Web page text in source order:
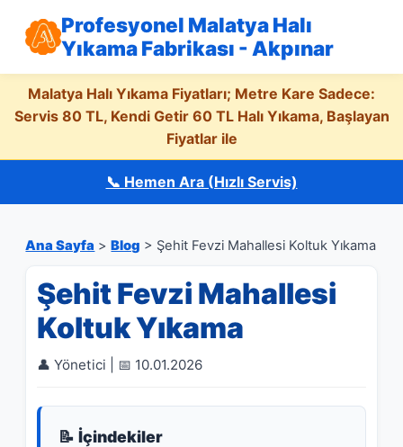
Profesyonel Malatya Halı
Yıkama Fabrikası - Akpınar
Malatya Halı Yıkama Fiyatları; Metre Kare Sadece:
Servis 80 TL, Kendi Getir 60 TL Halı Yıkama, Başlayan
Fiyatlar ile
📞 Hemen Ara (Hızlı Servis)
Ana Sayfa >Blog > Şehit Fevzi Mahallesi Koltuk Yıkama
Şehit Fevzi Mahallesi
Koltuk Yıkama
👤 Yönetici | 📅 10.01.2026
📝 İçindekiler